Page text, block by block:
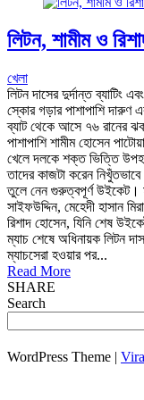
লিটন, শামীম ও
খেলা
লিটন দাসের দুর্দান্ত ব্যাটিং
স্কোর গড়ার পাশাপাশি দারুণ
ব্যাট থেকে আসে ৭৬ রানের
পাশাপাশি শামীম হোসেন
খেলে দলকে শক্ত ভিত্তি
তাদের কাজটা করেন
তুলে নেন গুরুত্বপূর্ণ উইকেট।
সাইফউদ্দিন, মেহেদী হাসান
রিশাদ হোসেন, যিনি শেষ
ম্যাচ শেষে অধিনায়ক লিটন
ম্যাচসেরা হওয়ার পর...
Read More
SHARE
Search
WordPress Theme |